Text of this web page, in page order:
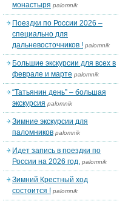
монастыря palomnik
Поездки по России 2026 –
специально для
дальневосточников ! palomnik
Большие экскурсии для всех в
феврале и марте palomnik
“Татьянин день” – большая
экскурсия palomnik
Зимние экскурсии для
паломников palomnik
Идет запись в поездки по
России на 2026 год. palomnik
Зимний Крестный ход
состоится ! palomnik